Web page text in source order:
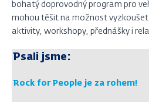
bohatý doprovodný program pro
mohou těšit na možnost vyzkoušet
aktivity, workshopy, přednášky i
Psali jsme:
Rock for People je za rohem!